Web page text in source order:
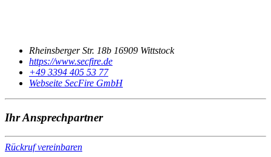
Rheinsberger Str. 18b 16909 Wittstock
https://www.secfire.de
+49 3394 405 53 77
Webseite SecFire GmbH
Ihr Ansprechpartner
Rückruf vereinbaren